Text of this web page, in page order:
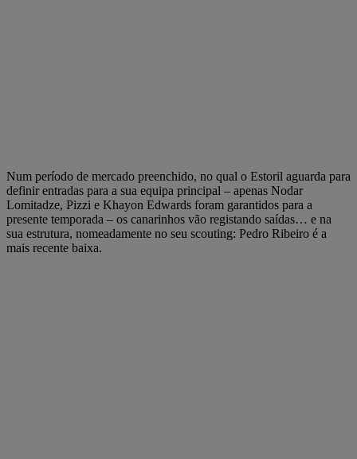
Num período de mercado preenchido, no qual o Estoril aguarda para
definir entradas para a sua equipa principal – apenas Nodar
Lomitadze, Pizzi e Khayon Edwards foram garantidos para a
presente temporada – os canarinhos vão registando saídas… e na
sua estrutura, nomeadamente no seu scouting: Pedro Ribeiro é a
mais recente baixa.